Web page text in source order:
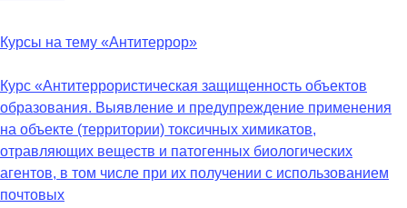
Курсы на тему «Антитеррор»
Курс «Антитеррористическая защищенность объектов
образования. Выявление и предупреждение применения
на объекте (территории) токсичных химикатов,
отравляющих веществ и патогенных биологических
агентов, в том числе при их получении с использованием
почтовых